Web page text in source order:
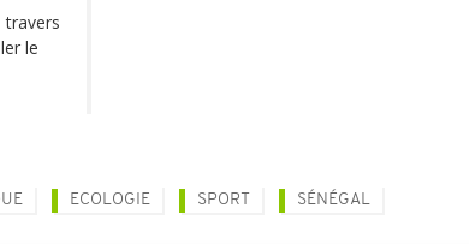
travers
le
ECOLOGIE SPORT SÉNÉGAL